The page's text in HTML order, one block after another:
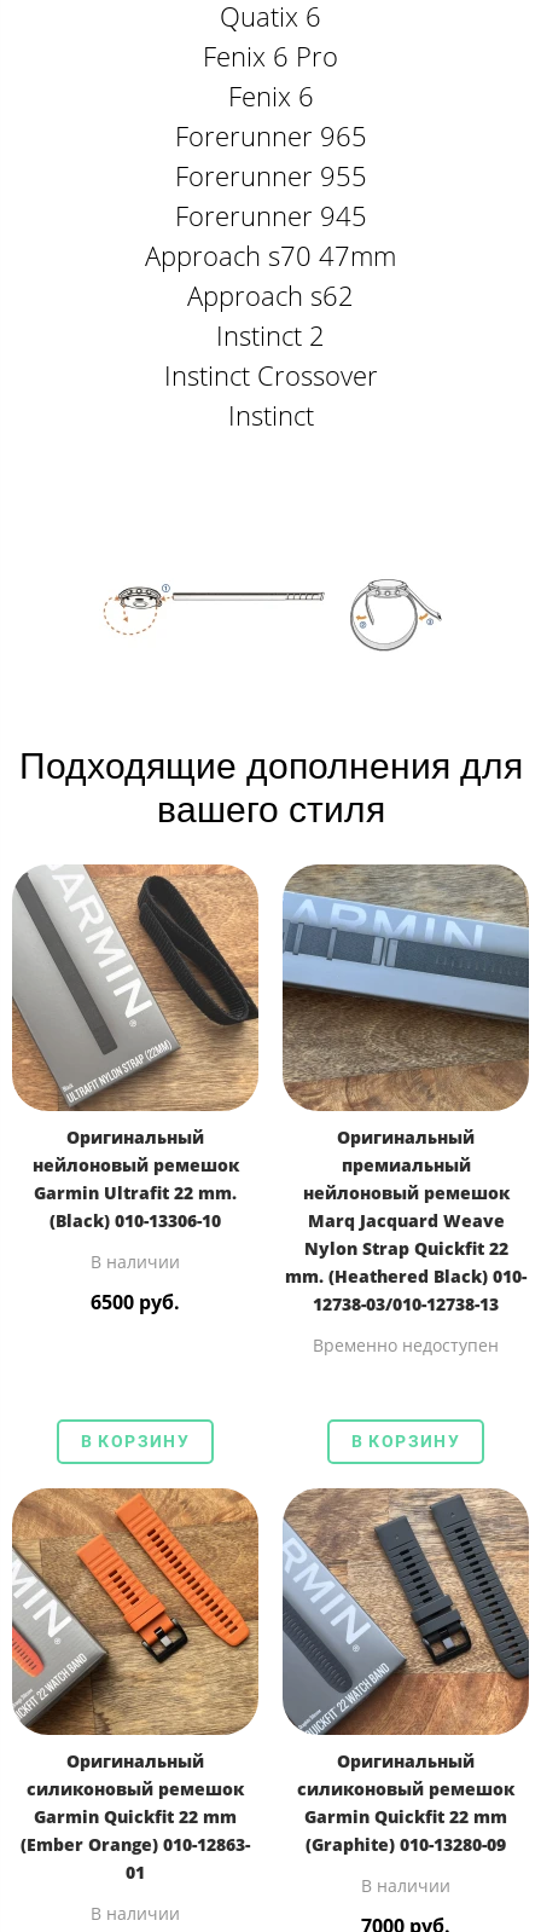
Quatix 6
Fenix 6 Pro
Fenix 6
Forerunner 965
Forerunner 955
Forerunner 945
Approach s70 47mm
Approach s62
Instinct 2
Instinct Crossover
Instinct
Подходящие дополнения для
вашего стиля
Оригинальный
нейлоновый ремешок
Garmin Ultrafit 22 mm.
(Black) 010-13306-10
В наличии
6500 руб.
В КОРЗИНУ
Оригинальный
премиальный
нейлоновый ремешок
Marq Jacquard Weave
Nylon Strap Quickfit 22
mm. (Heathered Black) 010-
12738-03/010-12738-13
Временно недоступен
В КОРЗИНУ
Оригинальный
силиконовый ремешок
Garmin Quickfit 22 mm
(Ember Orange) 010-12863-
01
В наличии
Оригинальный
силиконовый ремешок
Garmin Quickfit 22 mm
(Graphite) 010-13280-09
В наличии
7000 руб.